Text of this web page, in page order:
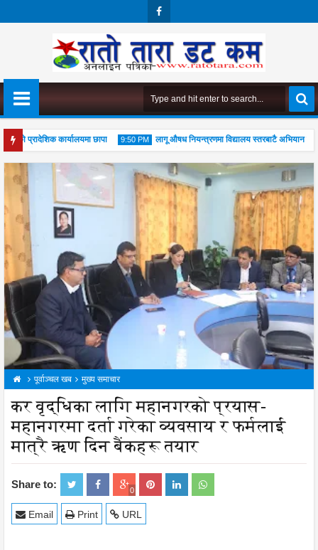
Boo
प्रादेशिक कार्यालयमा छापा 9:50 PM
04 Aug
2026
लागू औषध नियन्त्रणमा विद्यालय स्तरबाटै अभियान शुरु
महोत्सव सम्पन्न, आध्यात्मिक जीवनशैली अपनाउन जोड
पूर्वाञ्चल खब मुख्य समाचार
कर वृद्धिका लागि महानगरको प्रयास-
महानगरमा दर्ता गरेका व्यवसाय र फर्मलाई
मात्रै ऋण दिन बैंकहरू तयार
Share to: 0
URL
Print
Email